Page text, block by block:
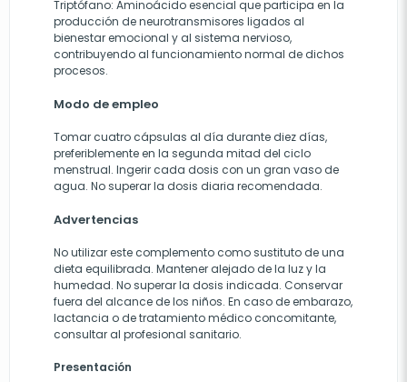
Triptófano: Aminoácido esencial que participa en la
producción de neurotransmisores ligados al
bienestar emocional y al sistema nervioso,
contribuyendo al funcionamiento normal de dichos
procesos.
Modo de empleo
Tomar cuatro cápsulas al día durante diez días,
preferiblemente en la segunda mitad del ciclo
menstrual. Ingerir cada dosis con un gran vaso de
agua. No superar la dosis diaria recomendada.
Advertencias
No utilizar este complemento como sustituto de una
dieta equilibrada. Mantener alejado de la luz y la
humedad. No superar la dosis indicada. Conservar
fuera del alcance de los niños. En caso de embarazo,
lactancia o de tratamiento médico concomitante,
consultar al profesional sanitario.
Presentación